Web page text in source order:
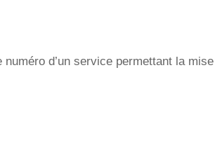
d’un service permettant la